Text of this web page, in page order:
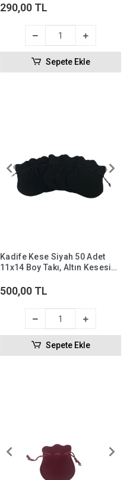
290,00 TL
Sepete Ekle
Kadife Kese Siyah 50 Adet
11x14 Boy Takı, Altın Kesesi
500,00 TL
Sepete Ekle